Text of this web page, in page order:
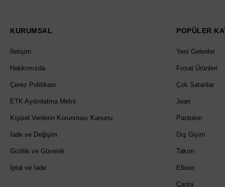
KURUMSAL
İletişim
Hakkımızda
Çerez Politikası
ETK Aydınlatma Metni
Kişisel Verilerin Korunması Kanunu
İade ve Değişim
Gizlilik ve Güvenik
İptal ve İade
POPÜLER
Yeni Gelenler
Fırsat Ürünleri
Çok Satanlar
Jean
Pantolon
Dış Giyim
Takım
Elbise
Çanta